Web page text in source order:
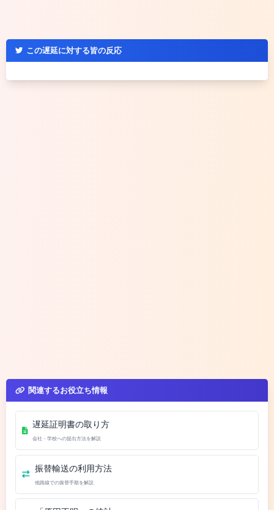
この遅延に対する皆の反応
関連するお役立ち情報
遅延証明書の取り方
会社・学校への提出方法を解説
振替輸送の利用方法
他路線での振替手順を解説